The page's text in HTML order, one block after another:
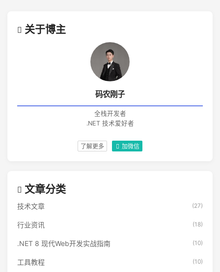
关于博主
码农刚子
全栈开发者
.NET 技术爱好者
了解更多 加微信
文章分类
技术文章 (27)
行业资讯 (18)
.NET 8 现代Web开发实战指南 (10)
工具教程 (10)